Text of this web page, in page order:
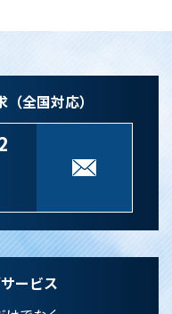
全国対応）
ービス